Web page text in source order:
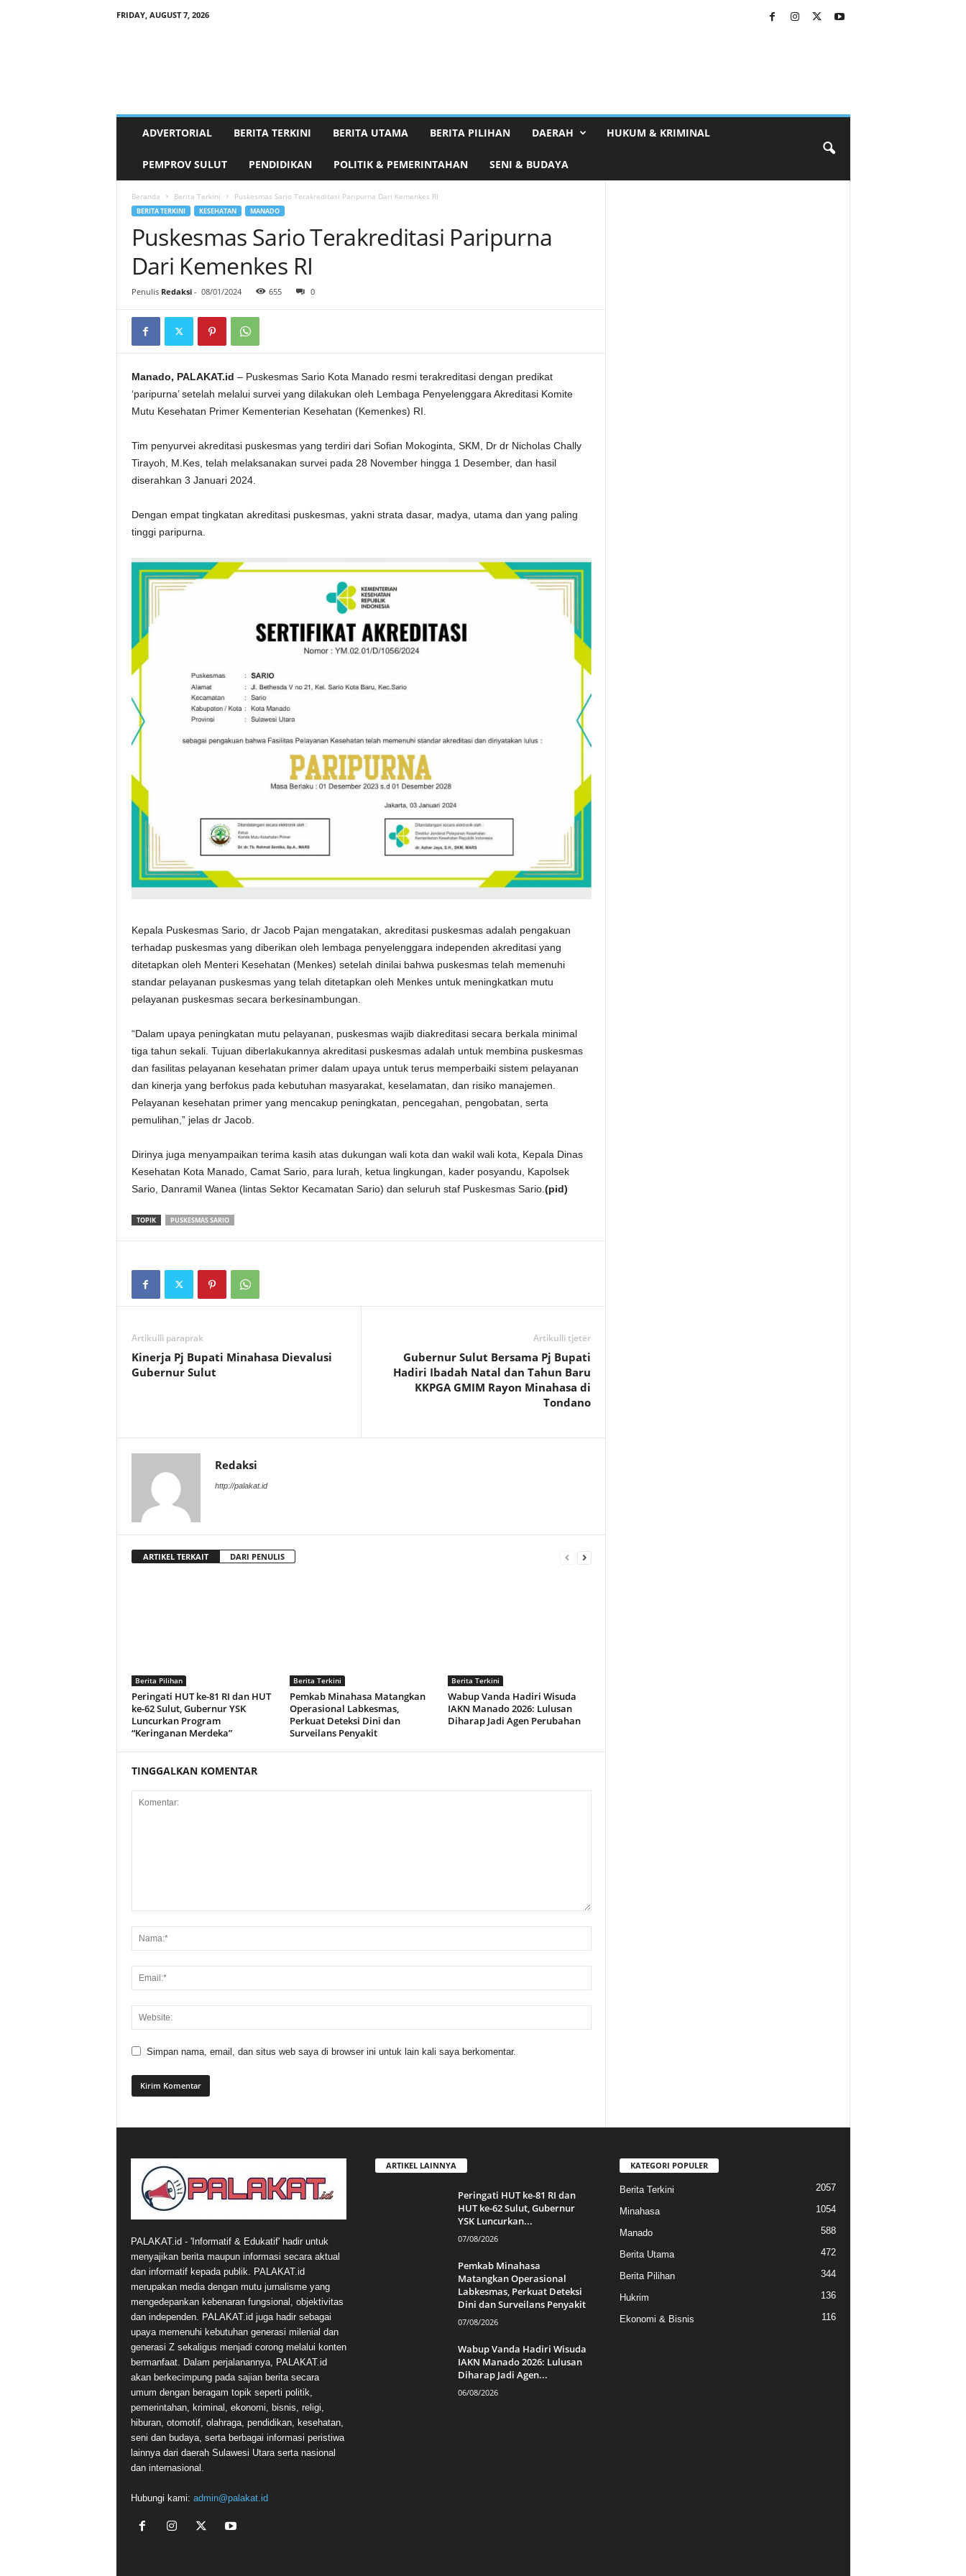
FRIDAY, AUGUST 7, 2026
ADVERTORIAL BERITA TERKINI BERITA UTAMA BERITA PILIHAN DAERAH HUKUM & KRIMINAL
PEMPROV SULUT PENDIDIKAN POLITIK & PEMERINTAHAN SENI & BUDAYA
Beranda Berita Terkini Puskesmas Sario Terakreditasi Paripurna Dari Kemenkes RI
BERITA TERKINI KESEHATAN MANADO
Puskesmas Sario Terakreditasi Paripurna
Dari Kemenkes RI
Penulis Redaksi- 08/01/2024 655 0
Manado, PALAKAT.id – Puskesmas Sario Kota Manado resmi terakreditasi dengan predikat
‘paripurna’ setelah melalui survei yang dilakukan oleh Lembaga Penyelenggara Akreditasi Komite
Mutu Kesehatan Primer Kementerian Kesehatan (Kemenkes) RI.
Tim penyurvei akreditasi puskesmas yang terdiri dari Sofian Mokoginta, SKM, Dr dr Nicholas Chally
Tirayoh, M.Kes, telah melaksanakan survei pada 28 November hingga 1 Desember, dan hasil
diserahkan 3 Januari 2024.
Dengan empat tingkatan akreditasi puskesmas, yakni strata dasar, madya, utama dan yang paling
tinggi paripurna.
Kepala Puskesmas Sario, dr Jacob Pajan mengatakan, akreditasi puskesmas adalah pengakuan
terhadap puskesmas yang diberikan oleh lembaga penyelenggara independen akreditasi yang
ditetapkan oleh Menteri Kesehatan (Menkes) setelah dinilai bahwa puskesmas telah memenuhi
standar pelayanan puskesmas yang telah ditetapkan oleh Menkes untuk meningkatkan mutu
pelayanan puskesmas secara berkesinambungan.
“Dalam upaya peningkatan mutu pelayanan, puskesmas wajib diakreditasi secara berkala minimal
tiga tahun sekali. Tujuan diberlakukannya akreditasi puskesmas adalah untuk membina puskesmas
dan fasilitas pelayanan kesehatan primer dalam upaya untuk terus memperbaiki sistem pelayanan
dan kinerja yang berfokus pada kebutuhan masyarakat, keselamatan, dan risiko manajemen.
Pelayanan kesehatan primer yang mencakup peningkatan, pencegahan, pengobatan, serta
pemulihan,” jelas dr Jacob.
Dirinya juga menyampaikan terima kasih atas dukungan wali kota dan wakil wali kota, Kepala Dinas
Kesehatan Kota Manado, Camat Sario, para lurah, ketua lingkungan, kader posyandu, Kapolsek
Sario, Danramil Wanea (lintas Sektor Kecamatan Sario) dan seluruh staf Puskesmas Sario. (pid)
TOPIK PUSKESMAS SARIO
Artikulli paraprak
Kinerja Pj Bupati Minahasa Dievalusi
Gubernur Sulut
Artikulli tjetër
Gubernur Sulut Bersama Pj Bupati
Hadiri Ibadah Natal dan Tahun Baru
KKPGA GMIM Rayon Minahasa di
Tondano
Redaksi
http://palakat.id
ARTIKEL TERKAIT DARI PENULIS
Berita Pilihan
Peringati HUT ke-81 RI dan HUT
ke-62 Sulut, Gubernur YSK
Luncurkan Program
“Keringanan Merdeka”
Berita Terkini
Pemkab Minahasa Matangkan
Operasional Labkesmas,
Perkuat Deteksi Dini dan
Surveilans Penyakit
Berita Terkini
Wabup Vanda Hadiri Wisuda
IAKN Manado 2026: Lulusan
Diharap Jadi Agen Perubahan
TINGGALKAN KOMENTAR
Simpan nama, email, dan situs web saya di browser ini untuk lain kali saya berkomentar.
PALAKAT.id - 'Informatif & Edukatif' hadir untuk
menyajikan berita maupun informasi secara aktual
dan informatif kepada publik. PALAKAT.id
merupakan media dengan mutu jurnalisme yang
mengedepankan kebenaran fungsional, objektivitas
dan independen. PALAKAT.id juga hadir sebagai
upaya memenuhi kebutuhan generasi milenial dan
generasi Z sekaligus menjadi corong melalui konten
bermanfaat. Dalam perjalanannya, PALAKAT.id
akan berkecimpung pada sajian berita secara
umum dengan beragam topik seperti politik,
pemerintahan, kriminal, ekonomi, bisnis, religi,
hiburan, otomotif, olahraga, pendidikan, kesehatan,
seni dan budaya, serta berbagai informasi peristiwa
lainnya dari daerah Sulawesi Utara serta nasional
dan internasional.
Hubungi kami: admin@palakat.id
ARTIKEL LAINNYA
Peringati HUT ke-81 RI dan
HUT ke-62 Sulut, Gubernur
YSK Luncurkan...
07/08/2026
Pemkab Minahasa
Matangkan Operasional
Labkesmas, Perkuat Deteksi
Dini dan Surveilans Penyakit
07/08/2026
Wabup Vanda Hadiri Wisuda
IAKN Manado 2026: Lulusan
Diharap Jadi Agen...
06/08/2026
KATEGORI POPULER
Berita Terkini 2057
Minahasa 1054
Manado 588
Berita Utama 472
Berita Pilihan 344
Hukrim 136
Ekonomi & Bisnis 116